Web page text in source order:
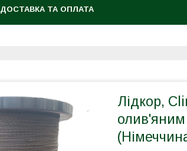
ДОСТАВКА ТА ОПЛАТА
Лідкор,
олив'яним